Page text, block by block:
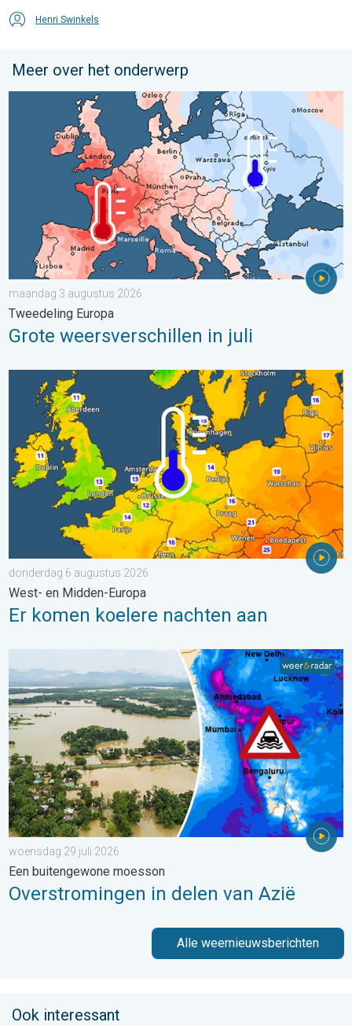
Henri Swinkels
Meer over het onderwerp
Grote weersverschillen in juli. Tweedeling Europa. . .
maandag 3 augustus 2026
Tweedeling Europa
Grote weersverschillen in juli
Er komen koelere nachten aan. West- en Midden-Europa. . .
donderdag 6 augustus 2026
West- en Midden-Europa
Er komen koelere nachten aan
Overstromingen in delen van Azië. Een buitengewone
woensdag 29 juli 2026
Een buitengewone moesson
Overstromingen in delen van Azië
Alle weernieuwsberichten
Ook interessant